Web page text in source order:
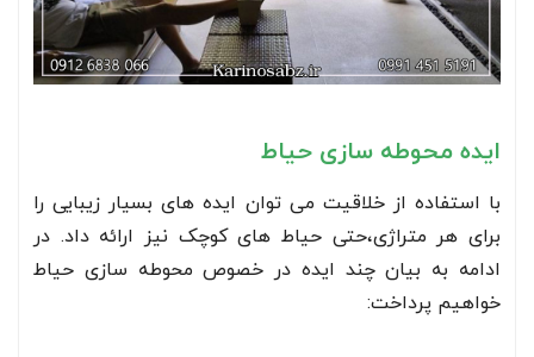
ایده محوطه سازی حیاط
با استفاده از خلاقیت می توان ایده های بسیار زیبایی را
برای هر متراژی،حتی حیاط های کوچک نیز ارائه داد. در
ادامه به بیان چند ایده در خصوص محوطه سازی حیاط
خواهیم پرداخت: